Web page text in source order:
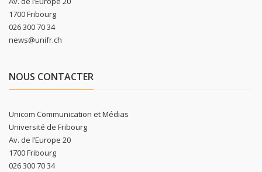
1700 Fribourg
026 300 70 34
news@unifr.ch
NOUS CONTACTER
Unicom Communication et Médias
Université de Fribourg
Av. de l’Europe 20
1700 Fribourg
026 300 70 34